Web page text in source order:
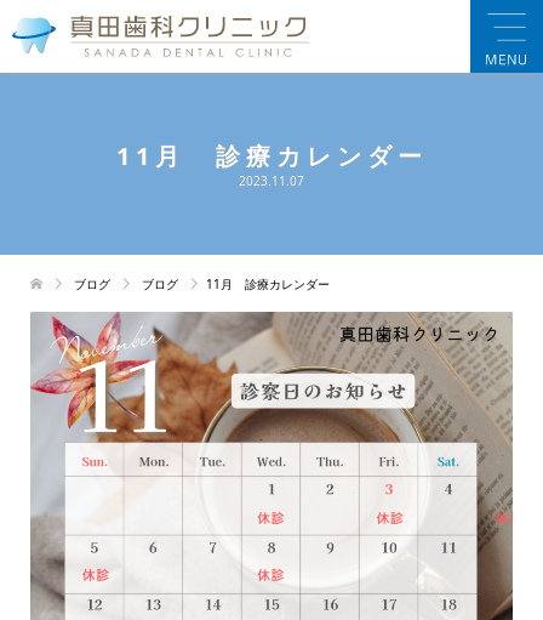
11月 診療カレンダー
2023.11.07
ブログ ブログ 11月 診療カレンダー